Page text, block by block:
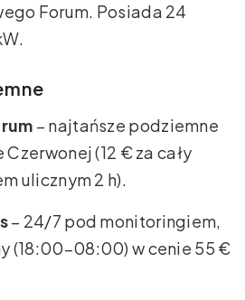
Forum. Posiada 24
– najtańsze podziemne
(12 € za cały
ulicznym 2 h).
– 24/7 pod monitoringiem,
(18:00–08:00) w cenie 55 €